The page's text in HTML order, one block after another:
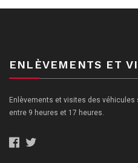
ENLÈVEMENTS ET
Enlèvements et visites des véhicules
entre 9 heures et 17 heures.